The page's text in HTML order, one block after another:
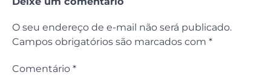
O seu endereço de e-mail não será publicado.
Campos obrigatórios são marcados com *
Comentário *